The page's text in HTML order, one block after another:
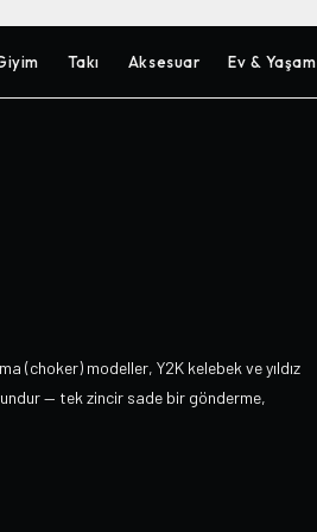
Takı Aksesuar Ev & Yaşam
(choker) modeller, Y2K kelebek ve yıldız
— tek zincir sade bir gönderme,